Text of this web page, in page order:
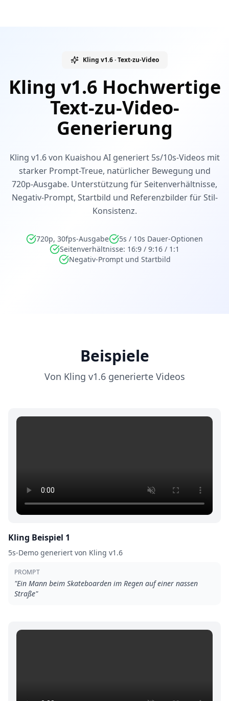
Kling v1.6 · Text-zu-Video
Kling v1.6 Hochwertige
Text-zu-Video-
Generierung
Kling v1.6 von Kuaishou AI generiert 5s/10s-Videos mit
starker Prompt-Treue, natürlicher Bewegung und
720p-Ausgabe. Unterstützung für Seitenverhältnisse,
Negativ-Prompt, Startbild und Referenzbilder für Stil-
Konsistenz.
720p, 30fps-Ausgabe
5s / 10s Dauer-Optionen
Seitenverhältnisse: 16:9 / 9:16 / 1:1
Negativ-Prompt und Startbild
Beispiele
Von Kling v1.6 generierte Videos
Kling Beispiel 1
5s-Demo generiert von Kling v1.6
PROMPT
"Ein Mann beim Skateboarden im Regen auf einer nassen
Straße"